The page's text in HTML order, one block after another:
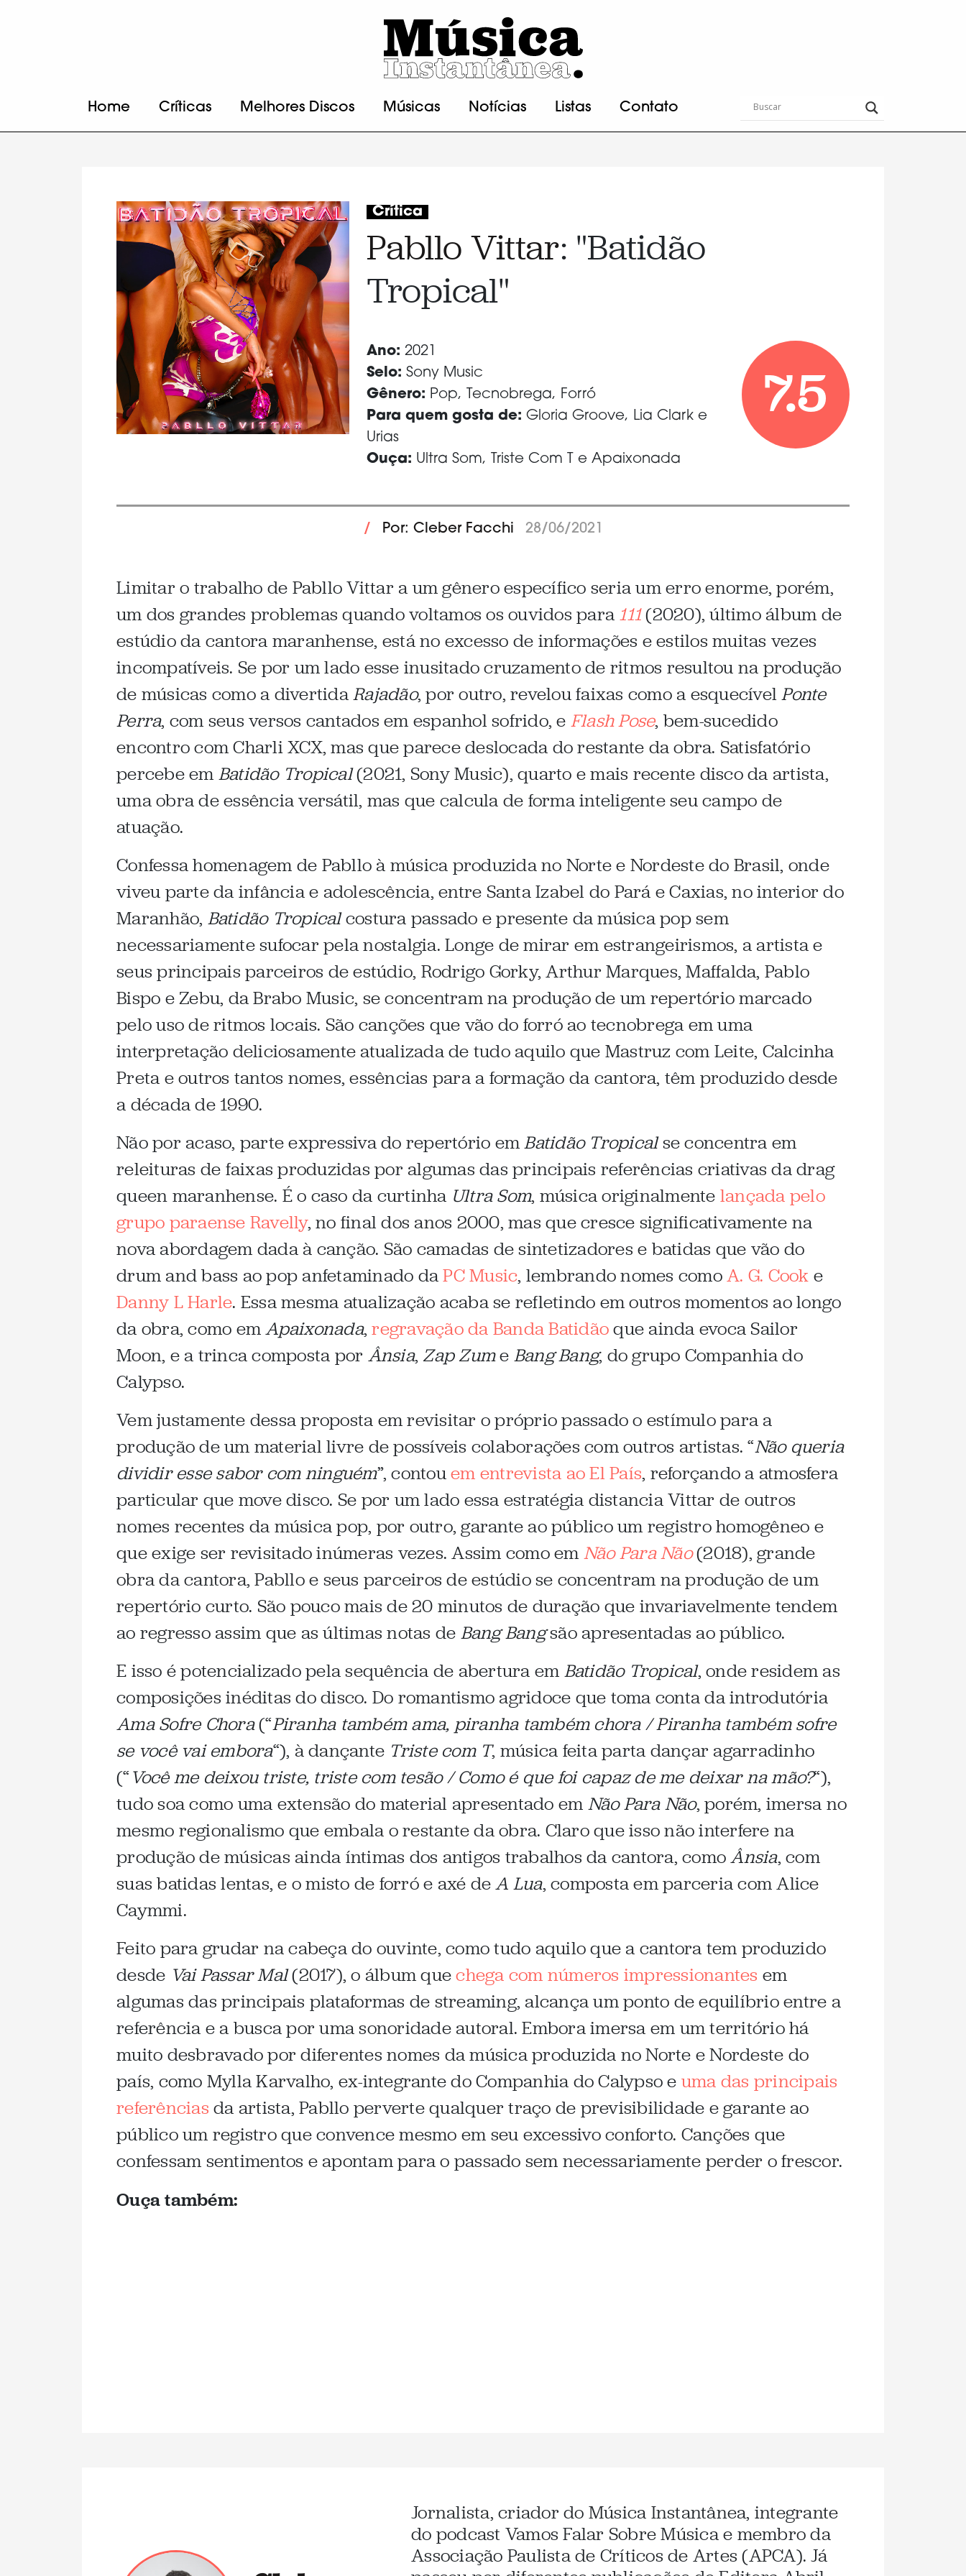
Home Críticas Melhores Discos Músicas Notícias Listas Contato
Crítica
Pabllo Vittar: "Batidão
Tropical"
Ano: 2021
Selo: Sony Music
Gênero: Pop, Tecnobrega, Forró
Para quem gosta de: Gloria Groove, Lia Clark e
Urias
Ouça: Ultra Som, Triste Com T e Apaixonada
7.5
/ Por: Cleber Facchi 28/06/2021
Limitar o trabalho de Pabllo Vittar a um gênero específico seria um erro enorme, porém,
um dos grandes problemas quando voltamos os ouvidos para 111(2020), último álbum de
estúdio da cantora maranhense, está no excesso de informações e estilos muitas vezes
incompatíveis. Se por um lado esse inusitado cruzamento de ritmos resultou na produção
de músicas como a divertidaRajadão, por outro, revelou faixas como a esquecívelPonte
Perra, com seus versos cantados em espanhol sofrido, e Flash Pose, bem-sucedido
encontro com Charli XCX, mas que parece deslocada do restante da obra. Satisfatório
percebe em Batidão Tropical(2021, Sony Music), quarto e mais recente disco da artista,
uma obra de essência versátil, mas que calcula de forma inteligente seu campo de
atuação.
Confessa homenagem de Pabllo à música produzida no Norte e Nordeste do Brasil, onde
viveu parte da infância e adolescência, entre Santa Izabel do Pará e Caxias, no interior do
Maranhão, Batidão Tropicalcostura passado e presente da música pop sem
necessariamente sufocar pela nostalgia. Longe de mirar em estrangeirismos, a artista e
seus principais parceiros de estúdio, Rodrigo Gorky, Arthur Marques, Maffalda, Pablo
Bispo e Zebu, da Brabo Music, se concentram na produção de um repertório marcado
pelo uso de ritmos locais. São canções que vão do forró ao tecnobrega em uma
interpretação deliciosamente atualizada de tudo aquilo que Mastruz com Leite, Calcinha
Preta e outros tantos nomes, essências para a formação da cantora, têm produzido desde
a década de 1990.
Não por acaso, parte expressiva do repertório emBatidão Tropicalse concentra em
releituras de faixas produzidas por algumas das principais referências criativas da drag
queen maranhense. É o caso da curtinha Ultra Som, música originalmente lançada pelo
grupo paraense Ravelly, no final dos anos 2000, mas que cresce significativamente na
nova abordagem dada à canção. São camadas de sintetizadores e batidas que vão do
drum and bass ao pop anfetaminado daPC Music, lembrando nomes comoA. G. Cook e
Danny L Harle. Essa mesma atualização acaba se refletindo em outros momentos ao longo
da obra, como emApaixonada,regravação da Banda Batidãoque ainda evoca Sailor
Moon, e a trinca composta por Ânsia, Zap Zume Bang Bang, do grupo Companhia do
Calypso.
Vem justamente dessa proposta em revisitar o próprio passado o estímulo para a
produção de um material livre de possíveis colaborações com outros artistas. “Não queria
dividir esse sabor com ninguém”, contouem entrevista ao El País, reforçando a atmosfera
particular que move disco. Se por um lado essa estratégia distancia Vittar de outros
nomes recentes da música pop, por outro, garante ao público um registro homogêneo e
que exige ser revisitado inúmeras vezes. Assim como em Não Para Não(2018), grande
obra da cantora, Pabllo e seus parceiros de estúdio se concentram na produção de um
repertório curto. São pouco mais de 20 minutos de duração que invariavelmente tendem
ao regresso assim que as últimas notas de Bang Bangsão apresentadas ao público.
E isso é potencializado pela sequência de abertura em Batidão Tropical, onde residem as
composições inéditas do disco. Do romantismo agridoce que toma conta da introdutória
Ama Sofre Chora(“Piranha também ama, piranha também chora / Piranha também sofre
se você vai embora“), à dançante Triste com T, música feita parta dançar agarradinho
(“Você me deixou triste, triste com tesão / Como é que foi capaz de me deixar na mão?“),
tudo soa como uma extensão do material apresentado em Não Para Não, porém, imersa no
mesmo regionalismo que embala o restante da obra. Claro que isso não interfere na
produção de músicas ainda íntimas dos antigos trabalhos da cantora, comoÂnsia, com
suas batidas lentas, e o misto de forró e axé deA Lua, composta em parceria com Alice
Caymmi.
Feito para grudar na cabeça do ouvinte, como tudo aquilo que a cantora tem produzido
desde Vai Passar Mal(2017), o álbum quechega com números impressionantes em
algumas das principais plataformas de streaming, alcança um ponto de equilíbrio entre a
referência e a busca por uma sonoridade autoral. Embora imersa em um território há
muito desbravado por diferentes nomes da música produzida no Norte e Nordeste do
país, como Mylla Karvalho, ex-integrante do Companhia do Calypso e uma das principais
referências da artista, Pabllo perverte qualquer traço de previsibilidade e garante ao
público um registro que convence mesmo em seu excessivo conforto. Canções que
confessam sentimentos e apontam para o passado sem necessariamente perder o frescor.
Ouça também:
Jornalista, criador do Música Instantânea, integrante
do podcast Vamos Falar Sobre Música e membro da
Associação Paulista de Críticos de Artes (APCA). Já